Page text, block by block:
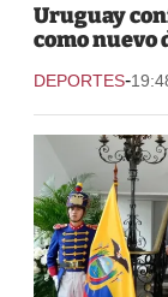
Uruguay
como nuevo
DEPORTES-